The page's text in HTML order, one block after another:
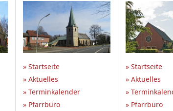
» Startseite
» Aktuelles
» Terminkalender
» Pfarrbüro
» Startseite
» Aktuelles
»
» Pfarrbüro